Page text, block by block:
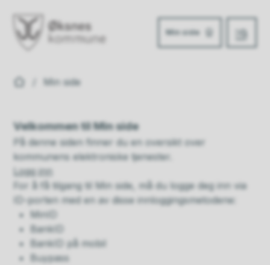
Min side
Meny
Du er her:Min side
Velkommen til Min side
På denne siden finner du en oversikt over
kommunens elektroniske tjenester.
Logg inn
For å få tilgang til Min side, må du logge deg inn via
ID-porten med en av disse innloggingsmetodene:
MinID
BankID
BankID på mobil
Buypass